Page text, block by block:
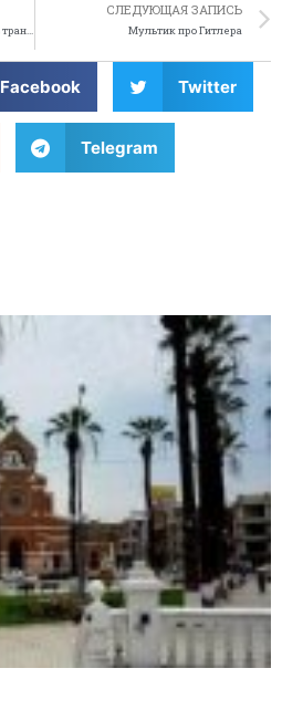
В Малайзии отказались признать трансексуала женщиной
СЛЕДУЮЩАЯ ЗАПИСЬ
Мультик про Гитлера
Facebook Twitter
Telegram